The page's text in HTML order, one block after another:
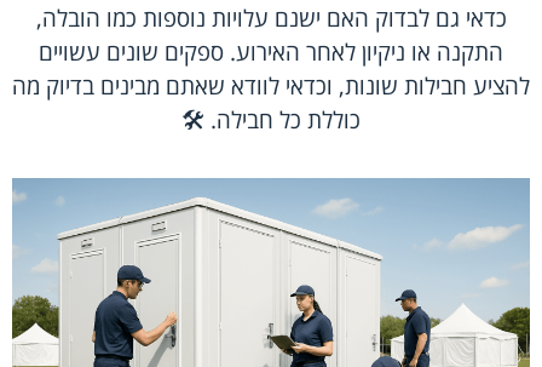
כדאי גם לבדוק האם ישנם עלויות נוספות כמו הובלה,
התקנה או ניקיון לאחר האירוע. ספקים שונים עשויים
להציע חבילות שונות, וכדאי לוודא שאתם מבינים בדיוק מה
כוללת כל חבילה. 🛠️